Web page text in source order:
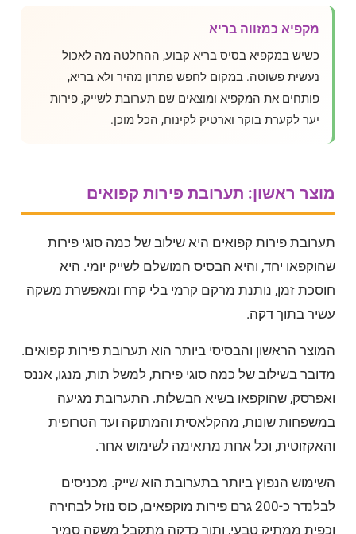
מקפיא כמזווה בריא
כשיש במקפיא בסיס בריא קבוע, ההחלטה מה לאכול
נעשית פשוטה. במקום לחפש פתרון מהיר ולא בריא,
פותחים את המקפיא ומוצאים שם תערובת לשייק, פירות
יער לקערת בוקר וארטיק לקינוח, הכל מוכן.
מוצר ראשון: תערובת פירות קפואים
תערובת פירות קפואים היא שילוב של כמה סוגי פירות
שהוקפאו יחד, והיא הבסיס המושלם לשייק יומי. היא
חוסכת זמן, נותנת מרקם קרמי בלי קרח ומאפשרת משקה
עשיר בתוך דקה.
המוצר הראשון והבסיסי ביותר הוא תערובת פירות קפואים.
מדובר בשילוב של כמה סוגי פירות, למשל תות, מנגו, אננס
ואפרסק, שהוקפאו בשיא הבשלות. התערובת מגיעה
במשפחות שונות, מהקלאסית והמתוקה ועד הטרופית
והאקזוטית, וכל אחת מתאימה לשימוש אחר.
השימוש הנפוץ ביותר בתערובת הוא שייק. מכניסים
לבלנדר כ-200 גרם פירות מוקפאים, כוס נוזל לבחירה
וכפית ממתיק טבעי, ותוך כדקה מתקבל משקה סמיך